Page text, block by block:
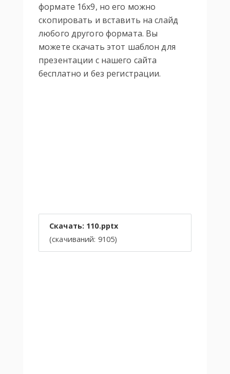
формате 16х9, но его можно
скопировать и вставить на слайд
любого другого формата. Вы
можете скачать этот шаблон для
презентации с нашего сайта
бесплатно и без регистрации.
Скачать: 110.pptx
(cкачиваний: 9105)